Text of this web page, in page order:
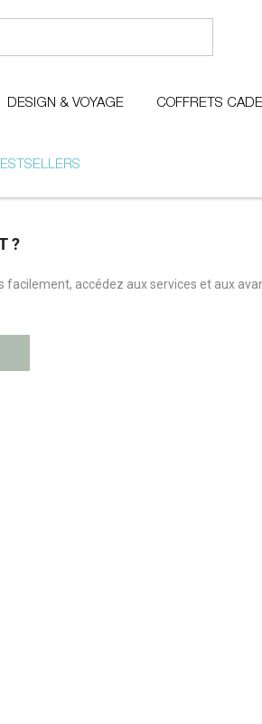
DESIGN & VOYAGE COFFRETS
?
facilement, accédez aux services et aux